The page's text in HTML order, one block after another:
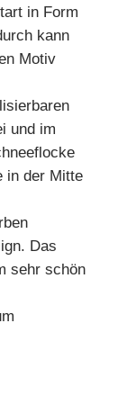
in Form
kann
Motiv
und im
in der Mitte
Das
sehr schön